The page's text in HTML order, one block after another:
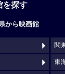
を探す
から映画館
関
東